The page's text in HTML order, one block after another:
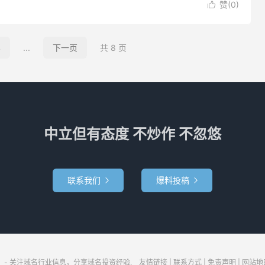
 赞(0)
... 下一页 共 8 页
中立但有态度 不炒作 不忽悠
联系我们  爆料投稿 
关注域名行业信息，分享域名投资经验. 友情链接 联系方式 免责声明 网站地